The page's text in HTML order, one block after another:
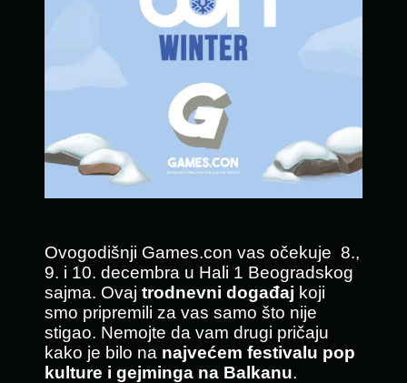
Ovogodišnji Games.con vas očekuje 8.,
9. i 10. decembra u Hali 1 Beogradskog
sajma. Ovajtrodnevni događaj koji
smo pripremili za vas samo što nije
stigao. Nemojte da vam drugi pričaju
kako je bilo na najvećem festivalu pop
kulture i gejminga na Balkanu.